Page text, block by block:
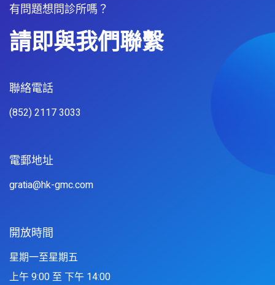
有問題想問診所嗎？
請即與我們聯繫
聯絡電話​
(852) 2117 3033
電郵地址
gratia@hk-gmc.com
開放時間
星期一至星期五
上午 9:00 至 下午 14:00